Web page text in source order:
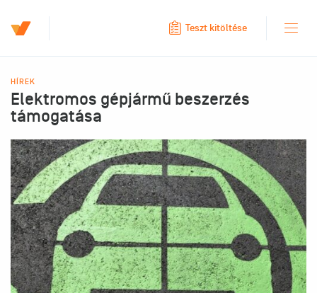
Teszt kitöltése
HÍREK
Elektromos gépjármű beszerzés
támogatása